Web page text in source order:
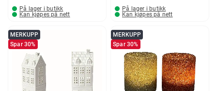
På lager i butikk
Kan kjøpes på nett
På lager i butikk
Kan kjøpes på nett
MERKUPP
Spar 30%
MERKUPP
Spar 30%